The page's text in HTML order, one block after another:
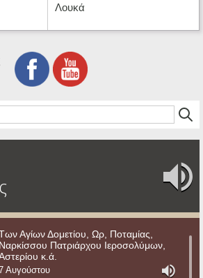
Λουκά
Αγίων Δομετίου, Ωρ, Ποταμίας,
Ναρκίσσου Πατριάρχου Ιεροσολύμων,
κ.ά.
Αυγούστου